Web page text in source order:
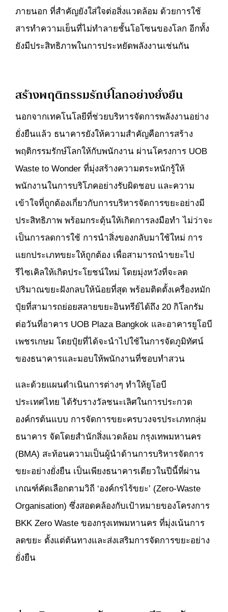
ภายนอก ที่สำคัญยังใส่ใจต่อสิ่งแวดล้อม ด้วยการใช้
สารทำความเย็นที่ไม่ทำลายชั้นโอโซนของโลก อีกทั้ง
ยังมีประสิทธิภาพในการประหยัดพลังงานเช่นกัน
สร้างพฤติกรรมรักษ์โลกอย่างยั่งยืน
นอกจากเทคโนโลยีที่ช่วยบริหารจัดการพลังงานอย่าง
ยั่งยืนแล้ว ธนาคารยังให้ความสำคัญคือการสร้าง
พฤติกรรมรักษ์โลกให้กับพนักงาน ผ่านโครงการ UOB
Waste to Wonder ที่มุ่งสร้างความตระหนักรู้ให้
พนักงานในการบริโภคอย่างรับผิดชอบ และความ
เข้าใจที่ถูกต้องเกี่ยวกับการบริหารจัดการขยะอย่างมี
ประสิทธิภาพ พร้อมกระตุ้นให้เกิดการลงมือทำ ไม่ว่าจะ
เป็นการลดการใช้ การนำสิ่งของกลับมาใช้ใหม่ การ
แยกประเภทขยะให้ถูกต้อง เพื่อสามารถนำขยะไป
รีไซเคิลให้เกิดประโยชน์ใหม่ โดยมุ่งหวังที่จะลด
ปริมาณขยะฝังกลบให้น้อยที่สุด พร้อมติดตั้งเครื่องหมัก
ปุ๋ยที่สามารถย่อยสลายขยะอินทรีย์ได้ถึง 20 กิโลกรัม
ต่อวันที่อาคาร UOB Plaza Bangkok และอาคารยูโอบี
เพชรเกษม โดยปุ๋ยที่ได้จะนำไปใช้ในการจัดภูมิทัศน์
ของธนาคารและมอบให้พนักงานที่ชอบทำสวน
และด้วยแผนดำเนินการต่างๆ ทำให้ยูโอบี
ประเทศไทย ได้รับรางวัลชนะเลิศในการประกวด
องค์กรต้นแบบ การจัดการขยะครบวงจรประเภทกลุ่ม
ธนาคาร จัดโดยสำนักสิ่งแวดล้อม กรุงเทพมหานคร
(BMA) สะท้อนความเป็นผู้นำด้านการบริหารจัดการ
ขยะอย่างยั่งยืน เป็นเพียงธนาคารเดียวในปีนี้ที่ผ่าน
เกณฑ์คัดเลือกตามวิถี ‘องค์กรไร้ขยะ’ (Zero-Waste
Organisation) ซึ่งสอดคล้องกับเป้าหมายของโครงการ
BKK Zero Waste ของกรุงเทพมหานคร ที่มุ่งเน้นการ
ลดขยะ ตั้งแต่ต้นทางและส่งเสริมการจัดการขยะอย่าง
ยั่งยืน